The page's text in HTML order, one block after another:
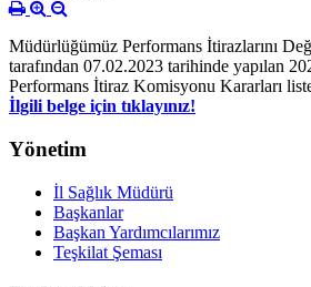
Müdürlüğümüz Performans İtirazlarını
tarafından 07.02.2023 tarihinde yapılan
Performans İtiraz Komisyonu Kararları
İlgili belge için tıklayınız!
Yönetim
İl Sağlık Müdürü
Başkanlar
Başkan Yardımcılarımız
Teşkilat Şeması